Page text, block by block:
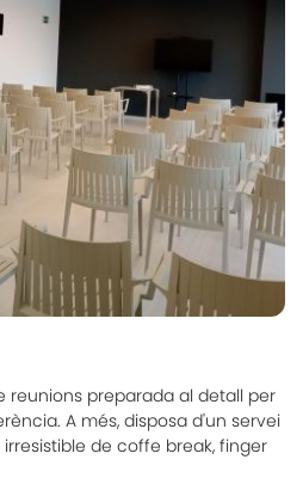
reunions preparada al detall per
A més, disposa d'un servei
de coffe break, finger